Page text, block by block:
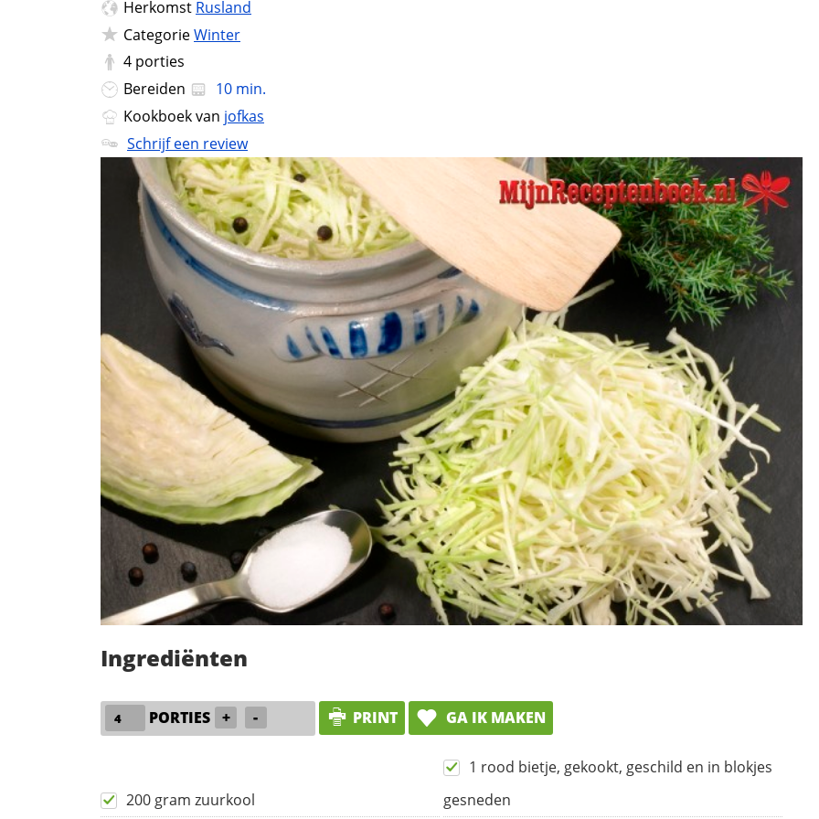
Herkomst Rusland
CategorieWinter
4 porties
Bereiden
10 min.
Kookboek van jofkas
Schrijf een review
Ingrediënten
PORTIES + - PRINT GA IK MAKEN
200 gram zuurkool
1 rood bietje, gekookt, geschild en in blokjes
gesneden